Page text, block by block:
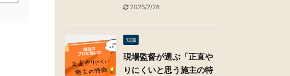
2026/2/28
知識
現場監督が選ぶ「正直や
りにくいと思う施主の特